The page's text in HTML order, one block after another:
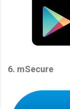
6. mSecure